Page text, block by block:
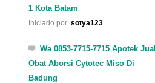
1 Kota Batam
Iniciado por: sotya123
Wa 0853-7715-7715 Apotek Jual
Obat Aborsi Cytotec Miso Di
Badung